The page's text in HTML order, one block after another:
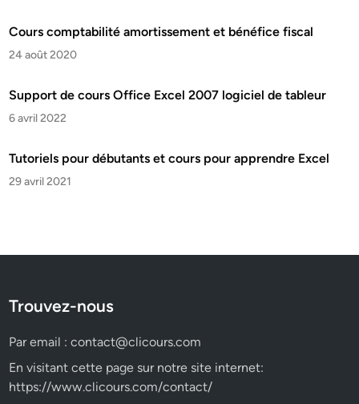
Cours comptabilité amortissement et bénéfice fiscal
24 août 2020
Support de cours Office Excel 2007 logiciel de tableur
6 avril 2022
Tutoriels pour débutants et cours pour apprendre Excel
29 avril 2021
Trouvez-nous
Par email :contact@clicours.com
En visitant cette page sur notre site internet:
https://www.clicours.com/contact/